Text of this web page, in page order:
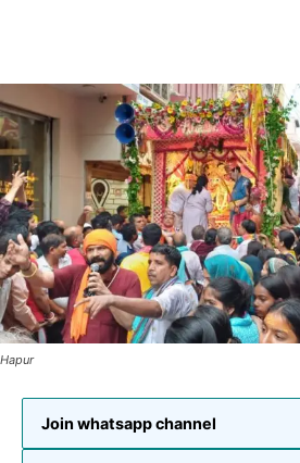
Hapur
Join whatsapp channel